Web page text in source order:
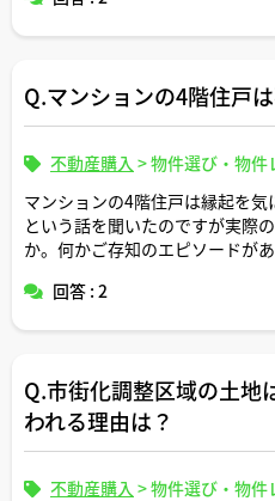
金融資産 2,000万円（夫婦合計
頭金 1,300万円（夫婦合計）
●将来の希望
子ども2人希望。
私立中高大に進学する余裕、数
裕を残したい。
Q.マンションの4階住戸
不動産購入 >物件選び・物件
マンションの4階住戸は縁起を
という話を聞いたのですが実際
か。何かご存知のエピソードが
回答 : 2
Q.市街化調整区域の土地
われる理由は？
不動産購入 >物件選び・物件